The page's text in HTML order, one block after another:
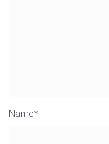
Name*